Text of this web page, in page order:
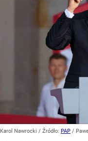
Karol Nawrocki / Źródło: PAP /